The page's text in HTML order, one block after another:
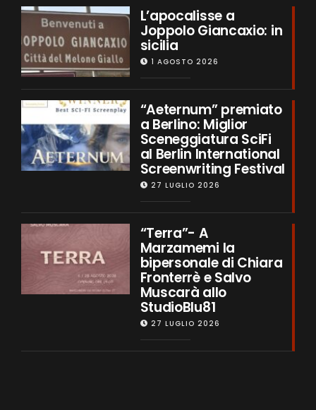
L’apocalisse a
Joppolo Giancaxio: in
sicilia
1 AGOSTO 2026
“Aeternum” premiato
a Berlino: Miglior
Sceneggiatura SciFi
al Berlin International
Screenwriting Festival
27 LUGLIO 2026
“Terra”- A
Marzamemi la
bipersonale di Chiara
Fronterrè e Salvo
Muscarà allo
StudioBlu81
27 LUGLIO 2026